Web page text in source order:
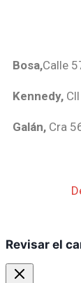
Bosa,Calle
Kennedy,
Galán, Cra
Revisar el